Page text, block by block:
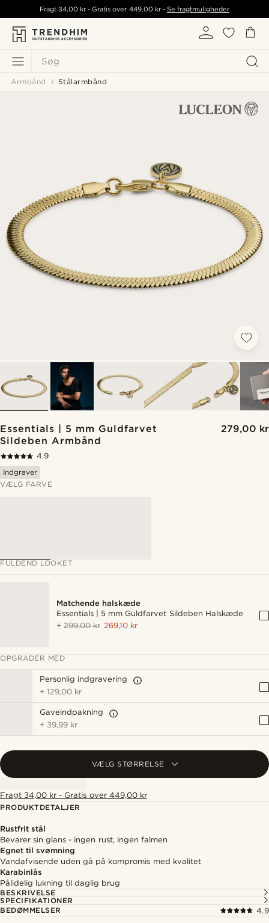
Søg
Fragt34,00 kr - Gratis over 449,00 kr- Se fragtmuligheder
Armbånd Stålarmbånd
Essentials | 5 mm Guldfarvet
Sildeben Armbånd
279,00 kr
4.9
Indgraver
VÆLG FARVE
FULDEND LOOKET
Matchende halskæde
Essentials | 5 mm Guldfarvet Sildeben Halskæde
+299,00 kr 269,10 kr
OPGRADER MED
Personlig indgravering
+129,00 kr
Gaveindpakning
+ 39,99 kr
VÆLG STØRRELSE
Fragt 34,00 kr - Gratis over 449,00 kr
PRODUKTDETALJER
Rustfrit stål
Bevarer sin glans - ingen rust, ingen falmen
Egnet til svømning
Vandafvisende uden gå på kompromis med kvalitet
Karabinlås
Pålidelig lukning til daglig brug
BESKRIVELSE
SPECIFIKATIONER
BEDØMMELSER
4.9